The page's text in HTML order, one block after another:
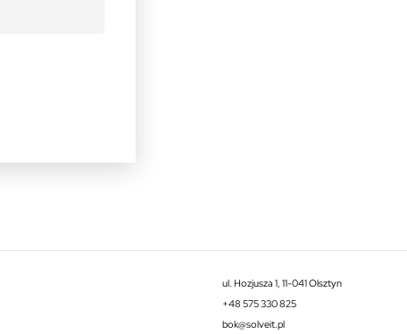
ul. Hozjusza 1, 11-041 Olsztyn
+48 575 330 825
bok@solveit.pl